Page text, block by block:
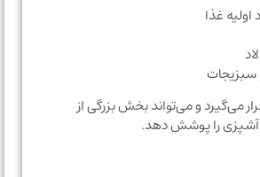
غذا
و می‌تواند بخش بزرگی از
را پوشش دهد.